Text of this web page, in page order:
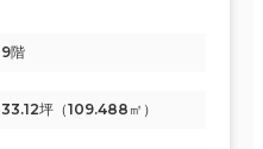
9階
33.12坪（109.488㎡）